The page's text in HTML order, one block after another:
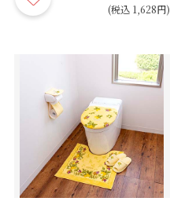
(税込 1,628円)